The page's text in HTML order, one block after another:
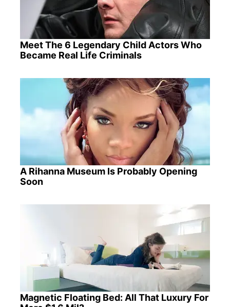
Meet The 6 Legendary Child Actors Who
Became Real Life Criminals
A Rihanna Museum Is Probably Opening
Soon
Magnetic Floating Bed: All That Luxury For